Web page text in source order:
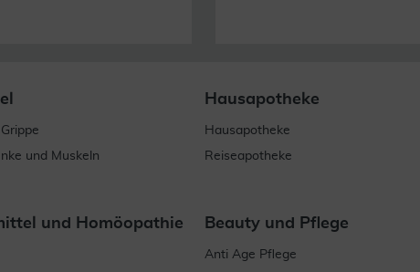
und Muskeln
Hausapotheke
Hausapotheke
Reiseapotheke
und Homöopathie Beauty und Pflege
Anti Age Pflege